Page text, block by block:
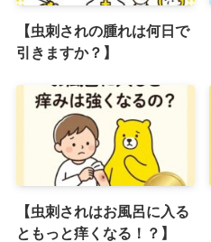
【虫刺されの腫れは何日で
引きますか？】
【虫刺されはお風呂に入る
ともっと痒くなる！？】